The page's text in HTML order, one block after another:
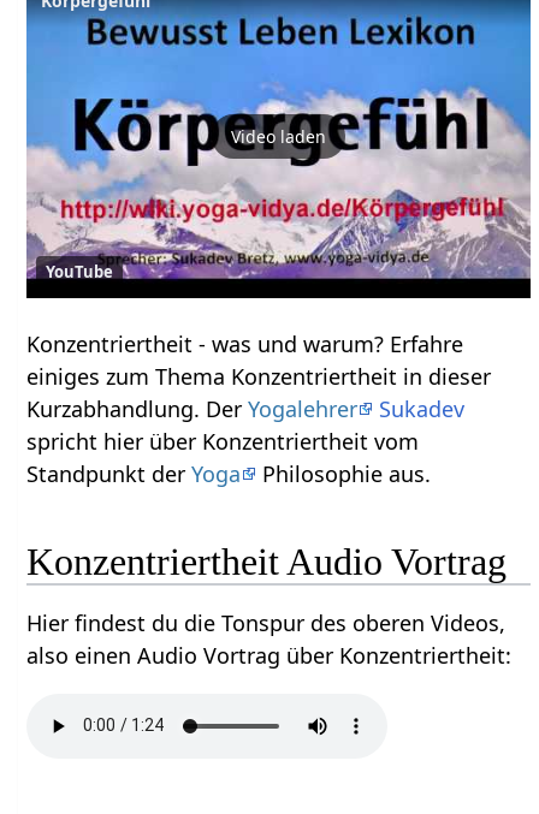
Video laden
YouTube
Konzentriertheit‏‎ - was und warum? Erfahre
einiges zum Thema Konzentriertheit‏‎ in dieser
Kurzabhandlung. DerYogalehrer
Sukadev
spricht hier über Konzentriertheit‏‎ vom
Standpunkt derYoga Philosophie aus.
Konzentriertheit‏‎ Audio Vortrag
Hier findest du die Tonspur des oberen Videos,
also einen Audio Vortrag über Konzentriertheit‏‎: